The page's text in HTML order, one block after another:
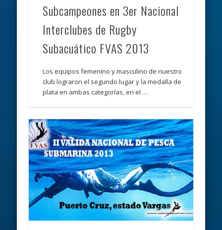
Subcampeones en 3er Nacional
Interclubes de Rugby
Subacuático FVAS 2013
Los equipos femenino y masculino de nuestro
club lograron el segundo lugar y la medalla de
plata en ambas categorías, en el …